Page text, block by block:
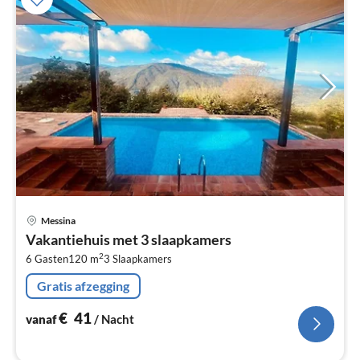
Messina
Vakantiehuis met 3 slaapkamers
6 Gasten120 m23 Slaapkamers
Gratis afzegging
vanaf€ 41/ Nacht